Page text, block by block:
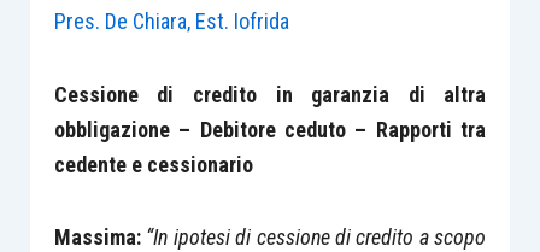
Pres. De Chiara, Est. Iofrida
Cessione di credito in garanzia di altra
obbligazione – Debitore ceduto – Rapporti tra
cedente e cessionario
Massima: “In ipotesi di cessione di credito a scopo